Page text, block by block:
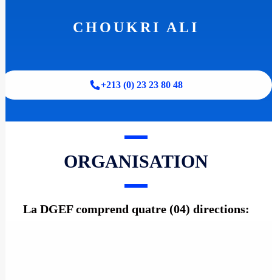
CHOUKRI ALI
+213 (0) 23 23 80 48
ORGANISATION
La DGEF comprend quatre (04) directions: